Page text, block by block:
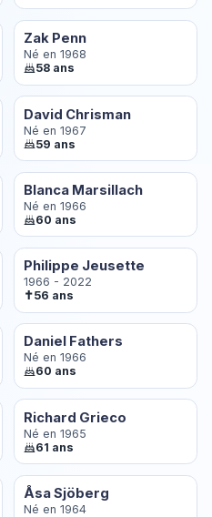
Zak Penn
Né en 1968
58 ans
David Chrisman
Né en 1967
59 ans
Blanca Marsillach
Né en 1966
60 ans
Philippe Jeusette
1966 - 2022
✝56 ans
Daniel Fathers
Né en 1966
60 ans
Richard Grieco
Né en 1965
61 ans
Åsa Sjöberg
Né en 1964